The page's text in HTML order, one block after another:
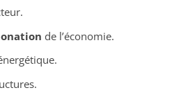
de l’économie.